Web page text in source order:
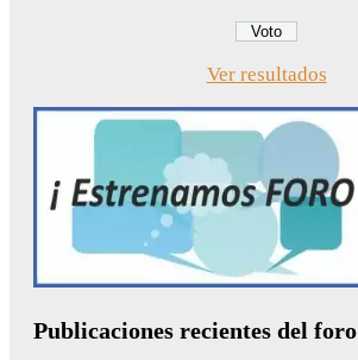
Ver resultados
Publicaciones recientes del foro